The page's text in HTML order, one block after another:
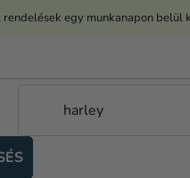
egy munkanapon belül